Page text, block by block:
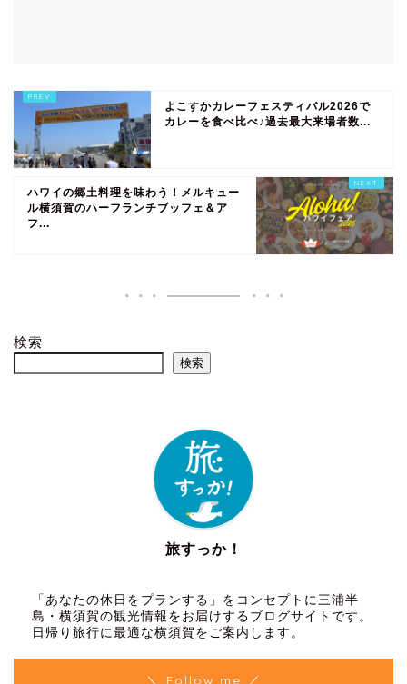
よこすかカレーフェスティバル2026で
カレーを食べ比べ♪過去最大来場者数...
ハワイの郷土料理を味わう！メルキュー
ル横須賀のハーフランチブッフェ＆ア
フ...
検索
検索
旅すっか！
「あなたの休日をプランする」をコンセプトに三浦半
島・横須賀の観光情報をお届けするブログサイトです。
日帰り旅行に最適な横須賀をご案内します。
＼ Follow me ／